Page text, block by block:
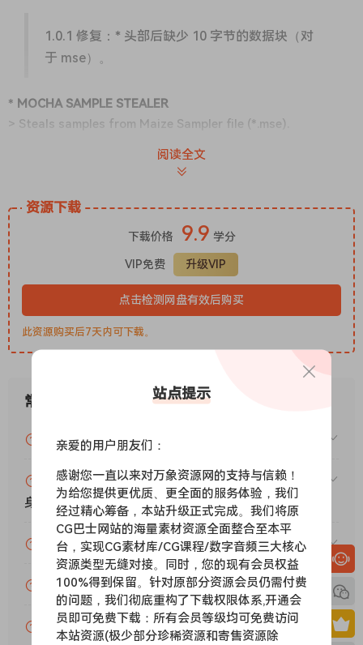
1.0.1 修复：* 头部后缺少 10 字节的数据块（对
于 mse）。
* MOCHA SAMPLE STEALER
> Steals samples from Maize Sampler file (*.mse).
etc) – want to steal knobs? this is for you!
1.0.1 FIX: * missing 10 bytes of chunk after
阅读全文
资源下载
下载价格 9.9 学分
VIP免费 升级VIP
点击检测网盘有效后购买
此资源购买后7天内可下载。
常见问题
VIP资源或免费资源能否做为商业用途？
赞助包月VIP（或包年VIP）后能升级包年（或终
身VIP）吗？
为什么付款了未开通VIP会员？
账号可以分享或者借给别人用吗？
VIP会员剩余时间查询？
站点提示
亲爱的用户朋友们：
感谢您一直以来对万象资源网的支持与信赖！
为给您提供更优质、更全面的服务体验，我们
经过精心筹备，本站升级正式完成。我们将原
CG巴士网站的海量素材资源全面整合至本平
台，实现CG素材库/CG课程/数字音频三大核心
资源类型无缝对接。同时，您的现有会员权益
100%得到保留。针对原部分资源会员仍需付费
的问题，我们彻底重构了下载权限体系,开通会
员即可免费下载：所有会员等级均可免费访问
本站资源(极少部分珍稀资源和寄售资源除